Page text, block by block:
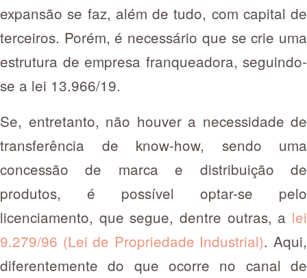
expansão se faz, além de tudo, com capital de
terceiros. Porém, é necessário que se crie uma
estrutura de empresa franqueadora, seguindo-
se a lei 13.966/19.
Se, entretanto, não houver a necessidade de
transferência de know-how, sendo uma
concessão de marca e distribuição de
produtos, é possível optar-se pelo
licenciamento, que segue, dentre outras, a lei
9.279/96 (Lei de Propriedade Industrial). Aqui,
diferentemente do que ocorre no canal de